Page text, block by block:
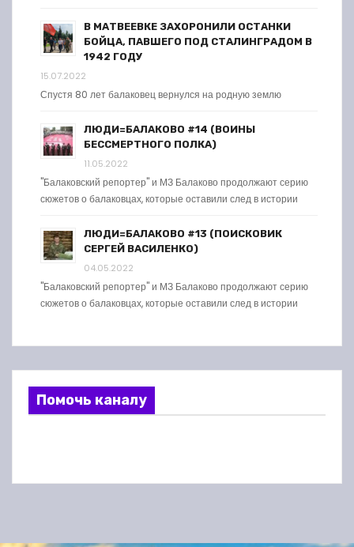
В МАТВЕЕВКЕ ЗАХОРОНИЛИ ОСТАНКИ
БОЙЦА, ПАВШЕГО ПОД СТАЛИНГРАДОМ В
1942 ГОДУ
15.07.2022
Спустя 80 лет балаковец вернулся на родную землю
ЛЮДИ=БАЛАКОВО #14 (ВОИНЫ
БЕССМЕРТНОГО ПОЛКА)
11.05.2022
"Балаковский репортер" и МЗ Балаково продолжают серию
сюжетов о балаковцах, которые оставили след в истории
ЛЮДИ=БАЛАКОВО #13 (ПОИСКОВИК
СЕРГЕЙ ВАСИЛЕНКО)
04.05.2022
"Балаковский репортер" и МЗ Балаково продолжают серию
сюжетов о балаковцах, которые оставили след в истории
Помочь каналу